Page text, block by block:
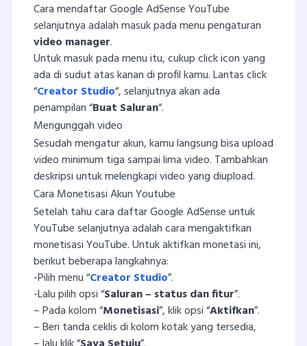
Cara mendaftar Google AdSense YouTube
selanjutnya adalah masuk pada menu pengaturan
video manager.
Untuk masuk pada menu itu, cukup click icon yang
ada di sudut atas kanan di profil kamu. Lantas click
“Creator Studio“, selanjutnya akan ada
penampilan “Buat Saluran“.
Mengunggah video
Sesudah mengatur akun, kamu langsung bisa upload
video minimum tiga sampai lima video. Tambahkan
deskripsi untuk melengkapi video yang diupload.
Cara Monetisasi Akun Youtube
Setelah tahu cara daftar Google AdSense untuk
YouTube selanjutnya adalah cara mengaktifkan
monetisasi YouTube. Untuk aktifkan monetasi ini,
berikut beberapa langkahnya:
-Pilih menu “Creator Studio”.
-Lalu pilih opsi “Saluran– status dan fitur”.
– Pada kolom “Monetisasi”, klik opsi “Aktifkan”.
– Beri tanda ceklis di kolom kotak yang tersedia,